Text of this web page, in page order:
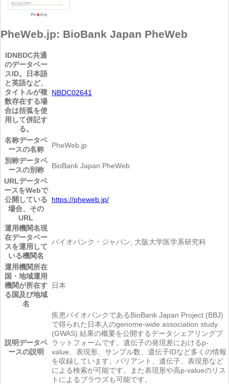
PheWeb.jp: BioBank Japan PheWeb
IDNBDC共通
のデータベー
スID。日本語
と英語など、
タイトルが複
数存在する場
合は括弧を使
用して併記す
る。
NBDC02641
名称データベ
ースの名称
PheWeb.jp
別称データベ
ースの別称
BioBank Japan PheWeb
URLデータベ
ースをWebで
公開している
場合、その
URL
https://pheweb.jp/
運用機関名現
在データベー
スを運用して
いる機関名
バイオバンク・ジャパン, 大阪大学医学系研究科
運用機関所在
国・地域運用
機関が所在す
る国及び地域
名
日本
説明データベ
ースの説明
疾患バイオバンクであるBioBank Japan Project (BBJ)
で得られた日本人のgenome-wide association study
(GWAS) 結果の概要を公開するデータシェアリングプ
ラットフォームです。遺伝子の発現差におけるp-
value、表現形、サンプル数、遺伝子IDなど多くの情報
を収録しています。バリアント、遺伝子、表現形など
による検索が可能です。また表現形や高p-valueのリス
トによるブラウズも可能です。